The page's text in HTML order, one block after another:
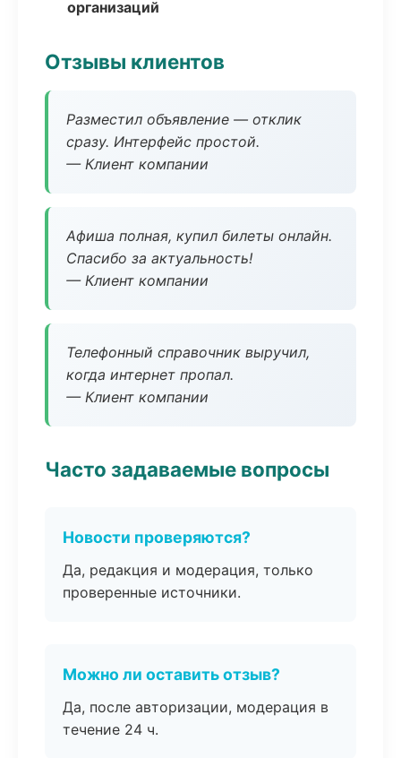
организаций
Отзывы клиентов
Разместил объявление — отклик
сразу. Интерфейс простой.
— Клиент компании
Афиша полная, купил билеты онлайн.
Спасибо за актуальность!
— Клиент компании
Телефонный справочник выручил,
когда интернет пропал.
— Клиент компании
Часто задаваемые вопросы
Новости проверяются?
Да, редакция и модерация, только
проверенные источники.
Можно ли оставить отзыв?
Да, после авторизации, модерация в
течение 24 ч.